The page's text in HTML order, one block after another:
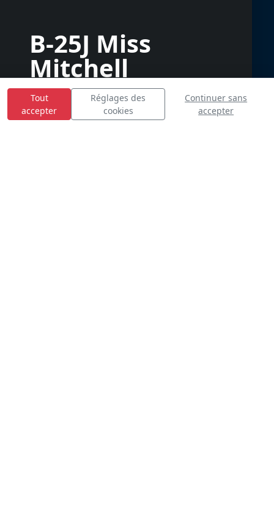
Tout
accepter
Réglages des
cookies
Continuer sans
accepter
B-25J Miss
Mitchell